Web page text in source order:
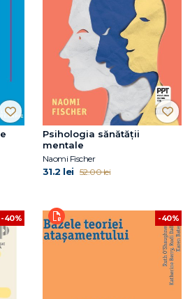
Psihologia sănătății
mentale
Naomi Fischer
31.2 lei 52.00 lei
-40% -40%